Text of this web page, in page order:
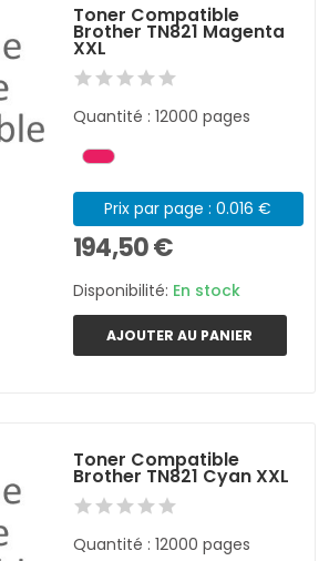
Toner Compatible
Brother TN821 Magenta
XXL
Quantité : 12000 pages
Prix par page : 0.016 €
194,50 €
Disponibilité: En stock
AJOUTER AU PANIER
Toner Compatible
Brother TN821 Cyan XXL
Quantité : 12000 pages